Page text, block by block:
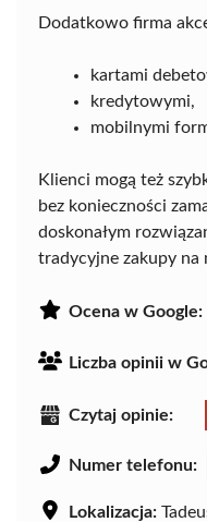
Dodatkowo firma
kartami
kredytowymi,
mobilnymi
Klienci mogą też
bez konieczności
doskonałym
tradycyjne zakupy na
Ocena w Google:
Liczba opinii w
Czytaj opinie:
Numer telefonu:
Lokalizacja: